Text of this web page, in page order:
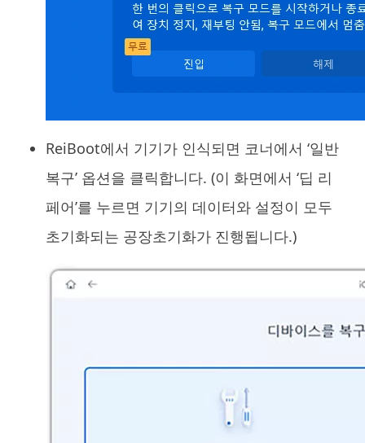
ReiBoot에서 기기가 인식되면 코너에서 ‘일반
복구’ 옵션을 클릭합니다. (이 화면에서 ‘딥 리
페어’를 누르면 기기의 데이터와 설정이 모두
초기화되는 공장초기화가 진행됩니다.)